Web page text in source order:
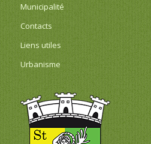
Municipalité
Contacts
Liens utiles
Urbanisme